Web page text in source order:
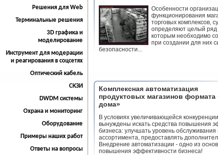
Решения для Web
Терминальные решения
3D графика и
моделирование
Инструмент для модерации
и реагирования в соцсетях
Оптический кабель
СКЗИ
DWDM системы
Охрана и мониторинг
Оборудование
Примеры наших работ
Ответы на вопросы
Особенности
функционирования
торговых комплексов,
определяют целый ряд
которым необходимо
при создании для них
безопасности...
Комплексная автоматизация
продуктовых магазинов формата
дома»
В условиях увеличивающейся
вынуждены искать средства повышения
бизнеса: улучшать уровень обслуживания
ассортимента, предоставлять
Внедрение автоматизации - одно из
повышения эффективности бизнеса!